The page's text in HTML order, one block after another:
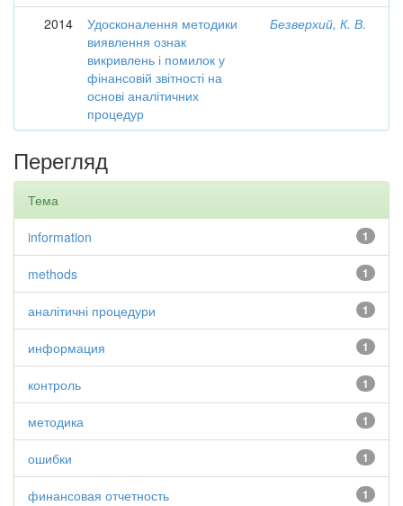
2014
Удосконалення методики
виявлення ознак
викривлень і помилок у
фінансовій звітності на
основі аналітичних
процедур
Безверхий, К. В.
Перегляд
Тема
1
information
1
methods
1
аналітичні процедури
1
информация
1
контроль
1
методика
1
ошибки
1
финансовая отчетность